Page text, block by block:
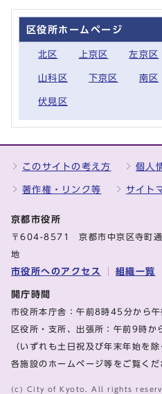
区役所ホームページ
北区 上京区 左京区
山科区 下京区 南区
伏見区
このサイトの考え方 個人
著作権・リンク等 サイト
京都市役所
〒604-8571 京都市中京区寺町通
地
市役所へのアクセス 組織一覧
開庁時間
市役所本庁舎：午前8時45分から
区役所・支所、出張所：午前9時
（いずれも土日祝及び年末年始を
各施設のホームページ等をご覧くだ
(c) City of Kyoto. All rights